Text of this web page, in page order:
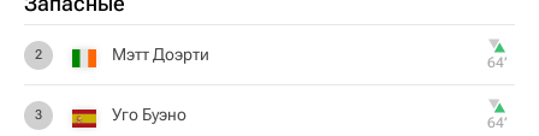
2 Мэтт Доэрти 64‎’‎
3 Уго Буэно 64‎’‎